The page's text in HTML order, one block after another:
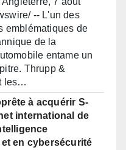
-- L'un des
emblématiques de
de la
entame un
Thrupp &
les…
à acquérir S-
international de
en cybersécurité